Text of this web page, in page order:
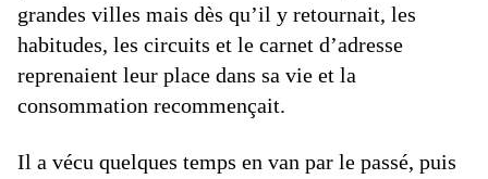
grandes villes mais dès qu’il y retournait, les
habitudes, les circuits et le carnet d’adresse
reprenaient leur place dans sa vie et la
consommation recommençait.
Il a vécu quelques temps en van par le passé, puis